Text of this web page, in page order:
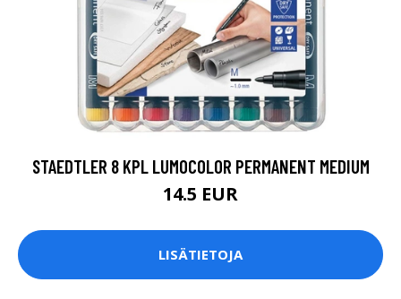
STAEDTLER 8 KPL LUMOCOLOR PERMANENT MEDIUM
14.5 EUR
LISÄTIETOJA